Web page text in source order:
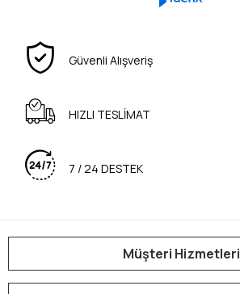
Güvenli Alışveriş
HIZLI TESLİMAT
7 / 24 DESTEK
Müşteri Hizmetleri